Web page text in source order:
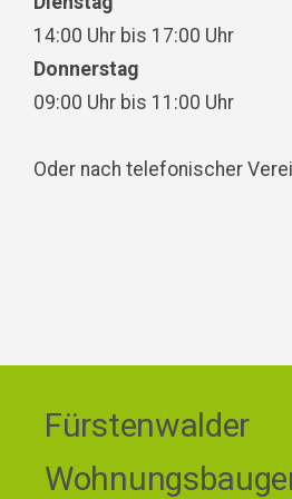
14:00 Uhr bis 17:00 Uhr
Donnerstag
09:00 Uhr bis 11:00 Uhr
Oder nach telefonischer
Fürstenwalder